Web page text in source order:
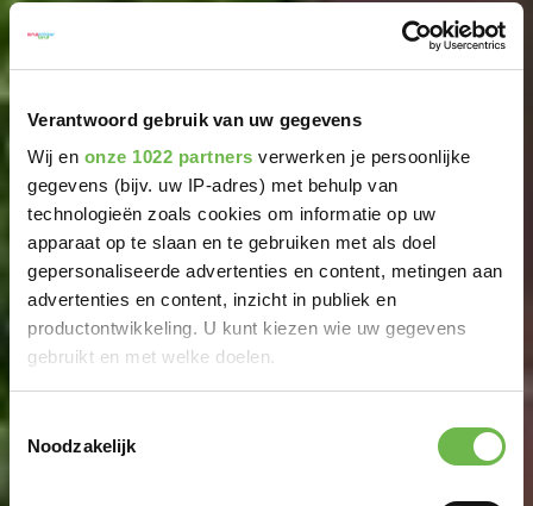
Verantwoord gebruik van uw gegevens
Wij en onze 1022 partners verwerken je persoonlijke
gegevens (bijv. uw IP-adres) met behulp van
technologieën zoals cookies om informatie op uw
apparaat op te slaan en te gebruiken met als doel
gepersonaliseerde advertenties en content, metingen aan
advertenties en content, inzicht in publiek en
productontwikkeling. U kunt kiezen wie uw gegevens
gebruikt en met welke doelen.
Informatie verzamelen over uw geografische
Toestemmingsselectie
Noodzakelijk